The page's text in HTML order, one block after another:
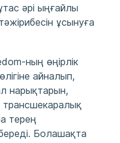
әрі ыңғайлы
ұсынуға
ның өңірлік
айналып,
нарықтарын,
трансшекаралық
терең
Болашақта